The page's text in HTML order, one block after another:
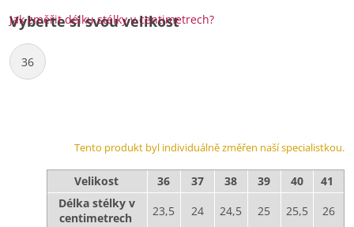
Jak změřit délku stélky v centimetrech?
Vyberte si svou velikost
36
Tento produkt byl individuálně změřen naší specialistkou.
Velikost 36 37 38 39 40
41
Délka stélky v
centimetrech
23,5 24 24,5 25 25,5 26